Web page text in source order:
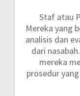
Staf atau
Mereka yang
analisis dan
dari
mereka
prosedur